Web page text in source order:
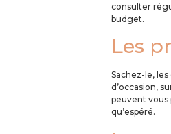
consulter
budget.
Les
Sachez-le,
d’occasion,
peuvent vous
qu’espéré.